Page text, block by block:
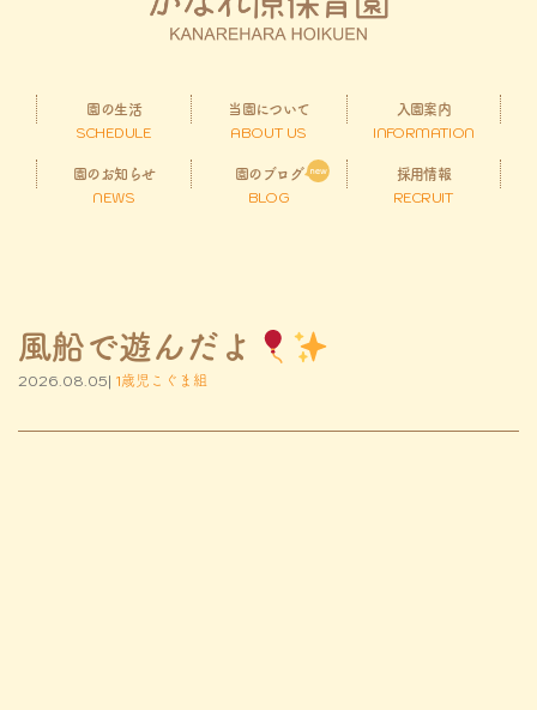
園の生活
SCHEDULE
当園について
ABOUT US
入園案内
INFORMATION
園のお知らせ
NEWS
園のブログ
BLOG
採用情報
RECRUIT
風船で遊んだよ
2026.08.05| 1歳児こぐま組